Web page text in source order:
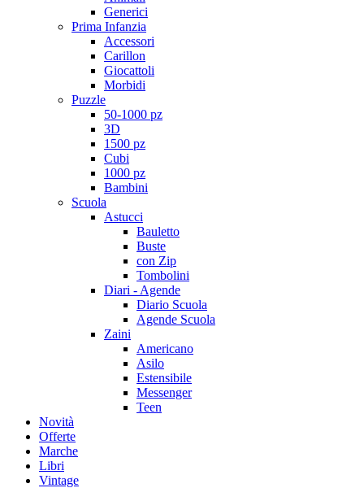
Generici
Prima Infanzia
Accessori
Carillon
Giocattoli
Morbidi
Puzzle
50-1000 pz
3D
1500 pz
Cubi
1000 pz
Bambini
Scuola
Astucci
Bauletto
Buste
con Zip
Tombolini
Diari - Agende
Diario Scuola
Agende Scuola
Zaini
Americano
Asilo
Estensibile
Messenger
Teen
Novità
Offerte
Marche
Libri
Vintage